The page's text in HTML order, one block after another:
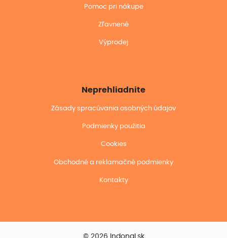
Pomoc pri nákupe
Zľavnené
Výprodej
Neprehliadnite
Zásady spracúvania osobných údajov
Podmienky použitia
Cookies
Obchodné a reklamačné podmienky
Kontakty